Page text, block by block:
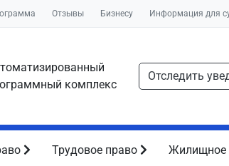
Отзывы Бизнесу Информация для
комплекс
Отследить
Трудовое право Жилищное